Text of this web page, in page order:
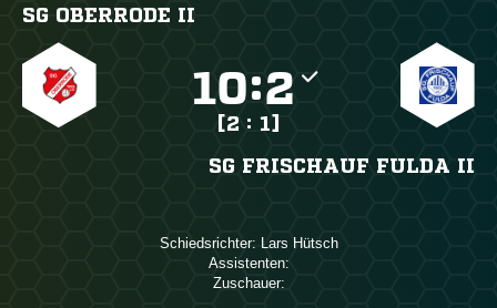
SG OBERRODE II
:
[2 : 1]
SG FRISCHAUF FULDA II
Schiedsrichter:  
Assistenten:
Zuschauer: